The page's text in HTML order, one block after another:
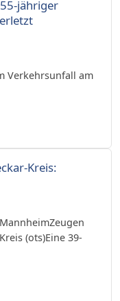
jähriger
Verkehrsunfall am
Kreis:
(ots)Eine 39-